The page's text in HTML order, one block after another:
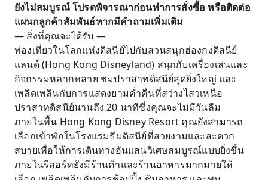
ยังไม่สมบูรณ์ โปรดพิจารณาก่อนทำการสั่งซื้อ หรือติดต่อ
แผนกลูกค้าสัมพันธ์หากมีคำถามเพิ่มเติม
— สิ่งที่คุณจะได้รับ —
ท่องเที่ยวในโลกแห่งดิสนีย์ไปกับสวนสนุกฮ่องกงดิสนีย์
แลนด์ (Hong Kong Disneyland) สนุกกับเครื่องเล่นและ
กิจกรรมหลากหลาย ชมปราสาทดิสนีย์สุดยิ่งใหญ่ และ
เพลิดเพลินกับการแสดงยามค่ำคืนที่สว่างไสวเหนือ
ปราสาทดิสนีย์นานถึง 20 นาทีซึ่งคุณจะไม่มีวันลืม
ภายในพื้น Hong Kong Disney Resort คุณยังสามารถ
เลือกเข้าพักในโรงแรมธีมดิสนีย์ที่สวยงามและสะดวก
สบายเพื่อให้การเดินทางอันแสนวิเศษสมบูรณ์แบบยิ่งขึ้น
ภายในรีสอร์ทยังมีร้านค้าและร้านอาหารมากมายให้